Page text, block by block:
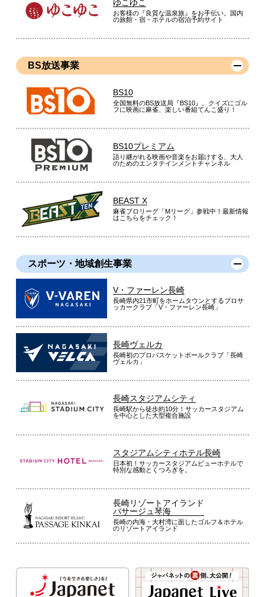
ゆこゆこ
お客様の『良質な温泉旅』をお手伝い。国内
の旅館・宿・ホテルの宿泊予約サイト
BS放送事業
BS10
全国無料のBS放送局『BS10』。クイズにゴル
フに映画に麻雀、楽しい番組てんこ盛り！
BS10プレミアム
語り継がれる映画や音楽をお届けする、大人
のためのエンタテインメントチャンネル
BEAST X
麻雀プロリーグ「Mリーグ」参戦中！最新情報
はこちらをチェック！
スポーツ・地域創生事業
V・ファーレン長崎
長崎県内21市町をホームタウンとするプロサ
ッカークラブ「V・ファーレン長崎」
長崎ヴェルカ
長崎初のプロバスケットボールクラブ「長崎
ヴェルカ」
長崎スタジアムシティ
長崎駅から徒歩約10分！サッカースタジアム
を中心とした大型複合施設
スタジアムシティホテル長崎
日本初！サッカースタジアムビューホテルで
特別な感動とくつろぎを。
長崎リゾートアイランド
パサージュ琴海
長崎の内海・大村湾に面したゴルフ＆ホテル
のリゾートアイランド